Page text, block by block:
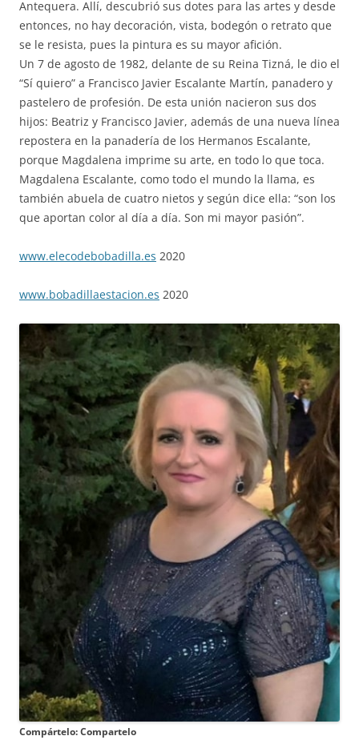
Antequera. Allí, descubrió sus dotes para las artes y desde
entonces, no hay decoración, vista, bodegón o retrato que
se le resista, pues la pintura es su mayor afición.
Un 7 de agosto de 1982, delante de su Reina Tizná, le dio el
“Sí quiero” a Francisco Javier Escalante Martín, panadero y
pastelero de profesión. De esta unión nacieron sus dos
hijos: Beatriz y Francisco Javier, además de una nueva línea
repostera en la panadería de los Hermanos Escalante,
porque Magdalena imprime su arte, en todo lo que toca.
Magdalena Escalante, como todo el mundo la llama, es
también abuela de cuatro nietos y según dice ella: “son los
que aportan color al día a día. Son mi mayor pasión”.
www.elecodebobadilla.es 2020
www.bobadillaestacion.es 2020
Compártelo: Compartelo